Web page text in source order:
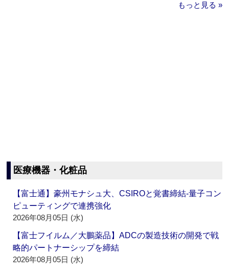
もっと見る »
医療機器・化粧品
【富士通】豪州モナシュ大、CSIROと覚書締結‐量子コン
ピューティングで連携強化
2026年08月05日 (水)
【富士フイルム／大鵬薬品】ADCの製造技術の開発で戦
略的パートナーシップを締結
2026年08月05日 (水)